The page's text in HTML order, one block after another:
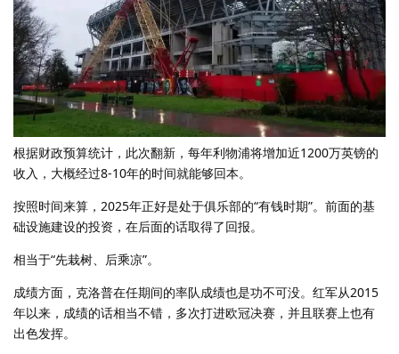
根据财政预算统计，此次翻新，每年利物浦将增加近1200万英镑的
收入，大概经过8-10年的时间就能够回本。
按照时间来算，2025年正好是处于俱乐部的“有钱时期”。前面的基
础设施建设的投资，在后面的话取得了回报。
相当于“先栽树、后乘凉”。
成绩方面，克洛普在任期间的率队成绩也是功不可没。红军从2015
年以来，成绩的话相当不错，多次打进欧冠决赛，并且联赛上也有
出色发挥。